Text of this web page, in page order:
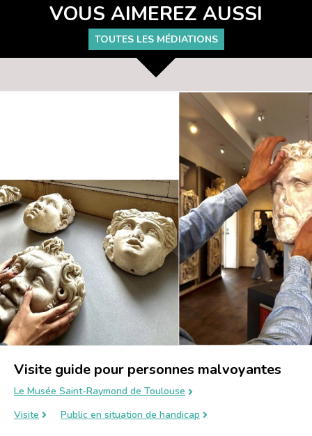
VOUS AIMEREZ AUSSI
TOUTES LES MÉDIATIONS
Visite guide pour personnes malvoyantes
Le Musée Saint-Raymond de Toulouse
Visite
Public en situation de handicap